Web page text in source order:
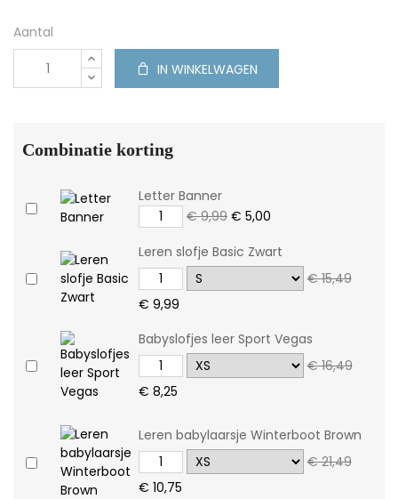
Aantal
IN WINKELWAGEN
Combinatie korting
Letter Banner
€ 9,99 € 5,00
Leren slofje Basic Zwart
€ 15,49
€ 9,99
Babyslofjes leer Sport Vegas
€ 16,49
€ 8,25
Leren babylaarsje Winterboot Brown
€ 21,49
€ 10,75